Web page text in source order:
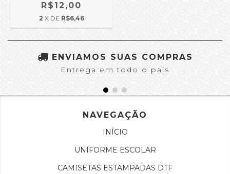
R$12,00
2 X DE R$6,46
ENVIAMOS SUAS COMPRAS
Entrega em todo o país
NAVEGAÇÃO
INÍCIO
UNIFORME ESCOLAR
CAMISETAS ESTAMPADAS DTF